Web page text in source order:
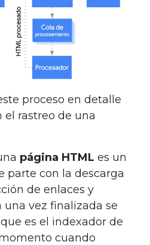
proceso en detalle
rastreo de una
página HTML es un
parte con la descarga
de enlaces y
una vez finalizada se
es el indexador de
cuando